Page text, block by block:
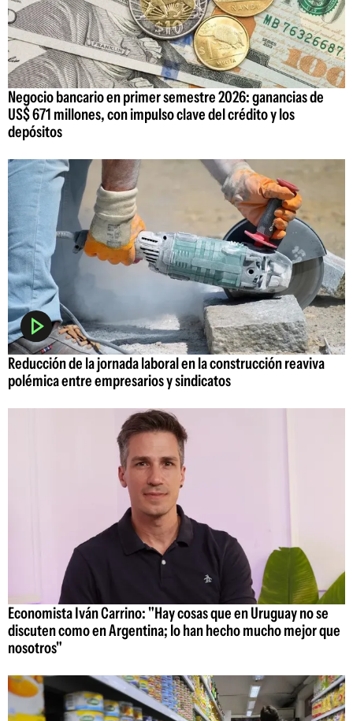
Negocio bancario en primer semestre 2026: ganancias de
US$ 671 millones, con impulso clave del crédito y los
depósitos
Reducción de la jornada laboral en la construcción reaviva
polémica entre empresarios y sindicatos
Economista Iván Carrino: "Hay cosas que en Uruguay no se
discuten como en Argentina; lo han hecho mucho mejor que
nosotros"